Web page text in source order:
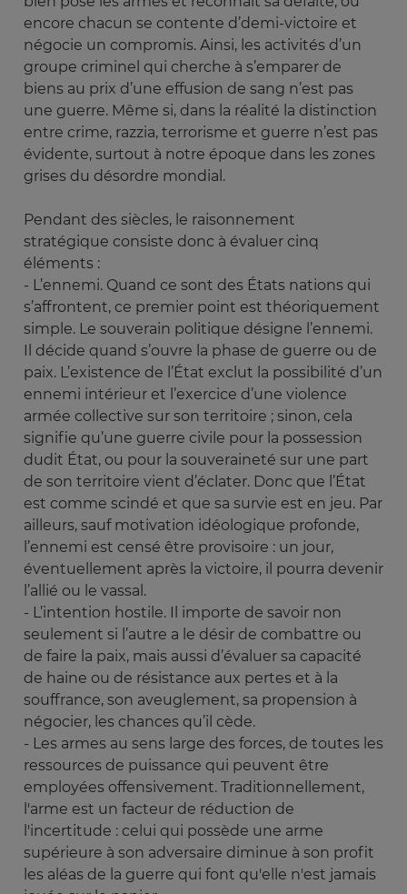
encore chacun se contente d’demi-victoire et
négocie un compromis. Ainsi, les activités d’un
groupe criminel qui cherche à s’emparer de
biens au prix d’une effusion de sang n’est pas
une guerre. Même si, dans la réalité la distinction
entre crime, razzia, terrorisme et guerre n’est pas
évidente, surtout à notre époque dans les zones
grises du désordre mondial.
Pendant des siècles, le raisonnement
stratégique consiste donc à évaluer cinq
éléments :
- L’ennemi. Quand ce sont des États nations qui
s’affrontent, ce premier point est théoriquement
simple. Le souverain politique désigne l’ennemi.
Il décide quand s’ouvre la phase de guerre ou de
paix. L’existence de l’État exclut la possibilité d’un
ennemi intérieur et l’exercice d’une violence
armée collective sur son territoire ; sinon, cela
signifie qu’une guerre civile pour la possession
dudit État, ou pour la souveraineté sur une part
de son territoire vient d’éclater. Donc que l’État
est comme scindé et que sa survie est en jeu. Par
ailleurs, sauf motivation idéologique profonde,
l’ennemi est censé être provisoire : un jour,
éventuellement après la victoire, il pourra devenir
l’allié ou le vassal.
- L’intention hostile. Il importe de savoir non
seulement si l’autre a le désir de combattre ou
de faire la paix, mais aussi d’évaluer sa capacité
de haine ou de résistance aux pertes et à la
souffrance, son aveuglement, sa propension à
négocier, les chances qu’il cède.
- Les armes au sens large des forces, de toutes les
ressources de puissance qui peuvent être
employées offensivement. Traditionnellement,
l'arme est un facteur de réduction de
l'incertitude : celui qui possède une arme
supérieure à son adversaire diminue à son profit
les aléas de la guerre qui font qu'elle n'est jamais